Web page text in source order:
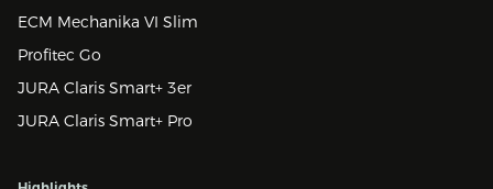
ECM Mechanika VI Slim
Profitec Go
JURA Claris Smart+ 3er
JURA Claris Smart+ Pro